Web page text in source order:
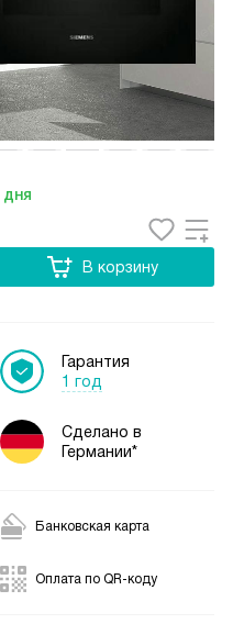
дня
В корзину
Гарантия
1 год
Сделано в
Германии*
Банковская карта
Оплата по QR-коду